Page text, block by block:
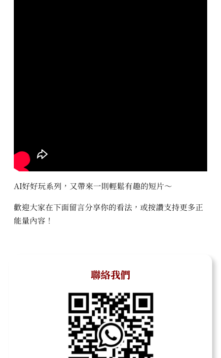
AI好好玩系列，又帶來一則輕鬆有趣的短片～
歡迎大家在下面留言分享你的看法，或按讚支持更多正
能量內容！
聯絡我們